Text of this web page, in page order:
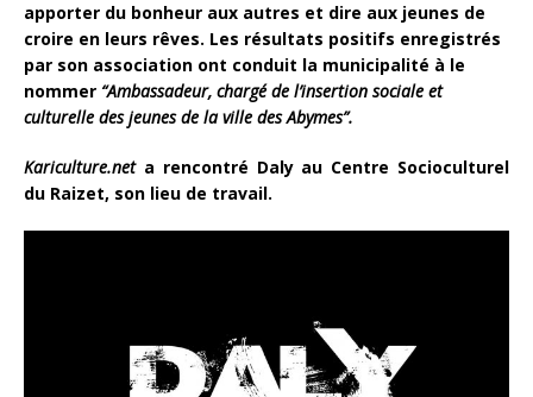
apporter du bonheur aux autres et dire aux jeunes de
croire en leurs rêves. Les résultats positifs enregistrés
par son association ont conduit la municipalité à le
nommer “Ambassadeur, chargé de l’insertion sociale et
culturelle des jeunes de la ville des Abymes”.
Kariculture.neta rencontré Daly au Centre Socioculturel
du Raizet, son lieu de travail.